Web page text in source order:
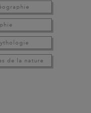
de la nature